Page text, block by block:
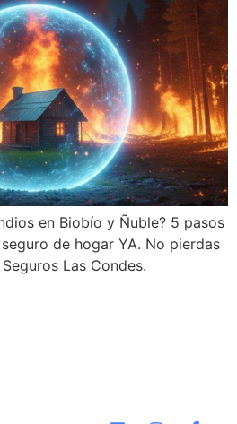
en Biobío y Ñuble? 5 pasos
de hogar YA. No pierdas
Las Condes.